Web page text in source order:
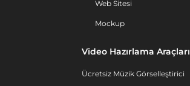
Web Sitesi
Mockup
Video Hazırlama Araçları
Ücretsiz Müzik Görselleştirici